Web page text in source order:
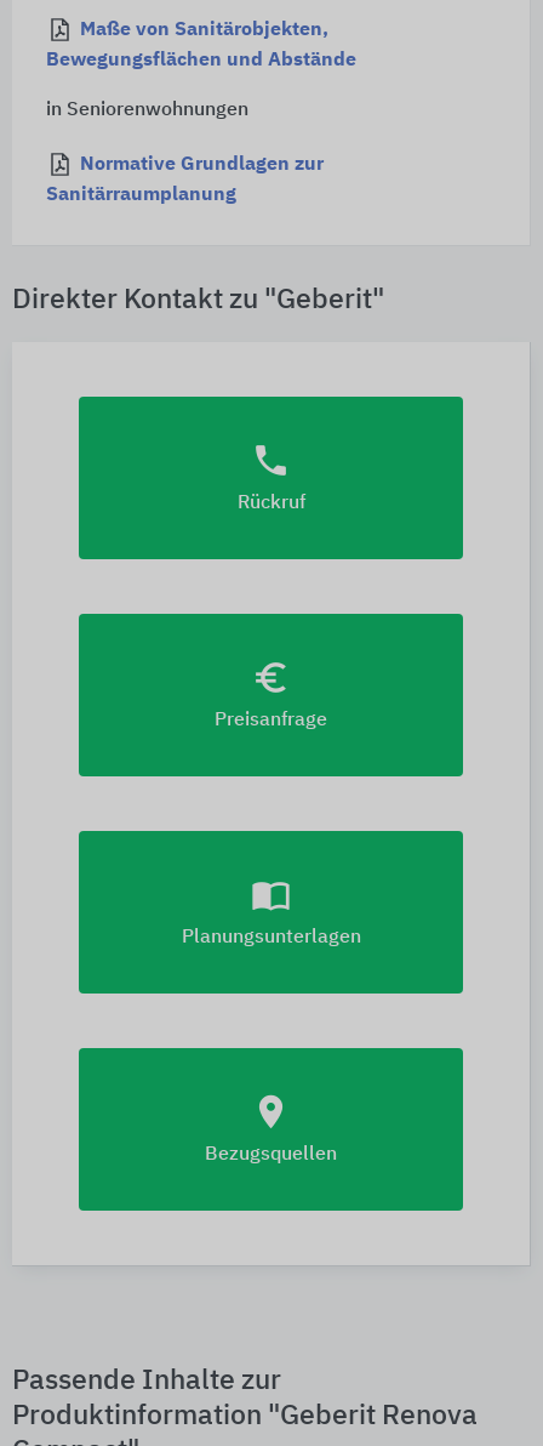
Maße von Sanitärobjekten,
Bewegungsflächen und Abstände
in Seniorenwohnungen
Normative Grundlagen zur
Sanitärraumplanung
Direkter Kontakt zu "Geberit"
phone
Rückruf
euro_symbol
Preisanfrage
import_contacts
Planungsunterlagen
location_on
Bezugsquellen
Passende Inhalte zur
Produktinformation "Geberit Renova